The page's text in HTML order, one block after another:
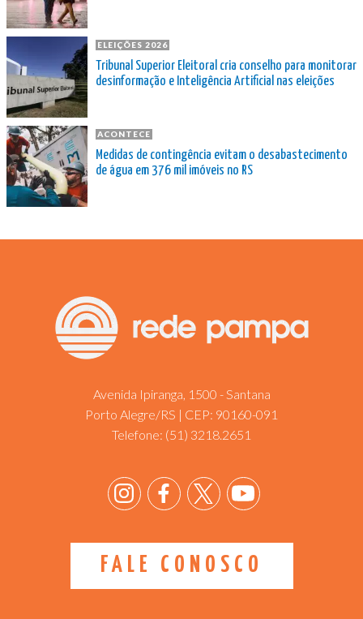
ELEIÇÕES 2026
Tribunal Superior Eleitoral cria conselho para monitorar
desinformação e Inteligência Artificial nas eleições
ACONTECE
Medidas de contingência evitam o desabastecimento
de água em 376 mil imóveis no RS
Avenida Ipiranga, 1500 - Santana
Porto Alegre/RS | CEP: 90160-091
Telefone: (51) 3218.2651
FALE CONOSCO